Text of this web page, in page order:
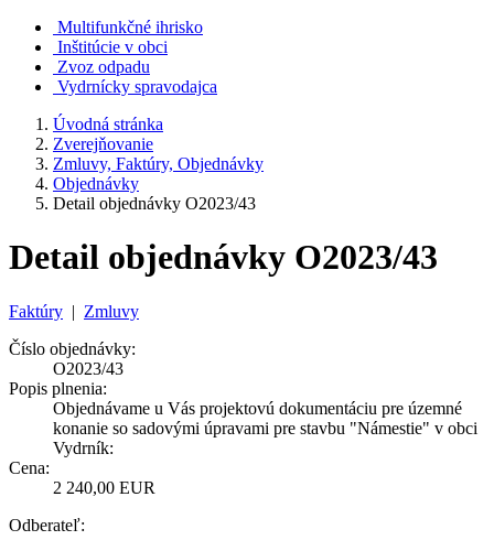
Multifunkčné ihrisko
Inštitúcie v obci
Zvoz odpadu
Vydrnícky spravodajca
Úvodná stránka
Zverejňovanie
Zmluvy, Faktúry, Objednávky
Objednávky
Detail objednávky O2023/43
Detail objednávky O2023/43
Faktúry | Zmluvy
Číslo objednávky:
O2023/43
Popis plnenia:
Objednávame u Vás projektovú dokumentáciu pre územné
konanie so sadovými úpravami pre stavbu "Námestie" v obci
Vydrník:
Cena:
2 240,00 EUR
Odberateľ: